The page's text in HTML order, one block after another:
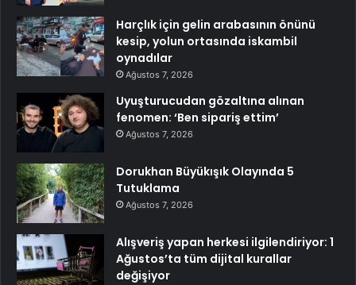
Harçlık için gelin arabasının önünü
kesip, yolun ortasında iskambil
oynadılar
Ağustos 7, 2026
Uyuşturucudan gözaltına alınan
fenomen: ‘Ben sipariş ettim’
Ağustos 7, 2026
Dorukhan Büyükışık Olayında 5
Tutuklama
Ağustos 7, 2026
Alışveriş yapan herkesi ilgilendiriyor: 1
Ağustos’ta tüm dijital kurallar
değişiyor